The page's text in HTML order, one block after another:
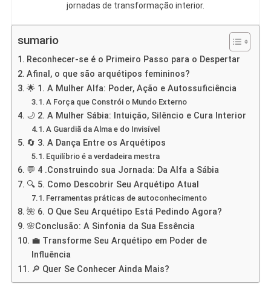
jornadas de transformação interior.
sumario
Reconhecer-se é o Primeiro Passo para o Despertar
Afinal, o que são arquétipos femininos?
🌟 1. A Mulher Alfa: Poder, Ação e Autossuficiência
A Força que Constrói o Mundo Externo
🌙 2. A Mulher Sábia: Intuição, Silêncio e Cura Interior
A Guardiã da Alma e do Invisível
🔄 3. A Dança Entre os Arquétipos
Equilíbrio é a verdadeira mestra
💬 4 .Construindo sua Jornada: Da Alfa a Sábia
🔍 5. Como Descobrir Seu Arquétipo Atual
Ferramentas práticas de autoconhecimento
🌺 6. O Que Seu Arquétipo Está Pedindo Agora?
🌸Conclusão: A Sinfonia da Sua Essência
💼 Transforme Seu Arquétipo em Poder de
Influência
🔎 Quer Se Conhecer Ainda Mais?